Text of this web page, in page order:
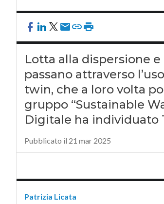
Lotta alla dispersione
passano attraverso
twin, che a loro volta
gruppo “Sustainable
Digitale ha individuato
Pubblicato il 21 mar 2025
Patrizia Licata